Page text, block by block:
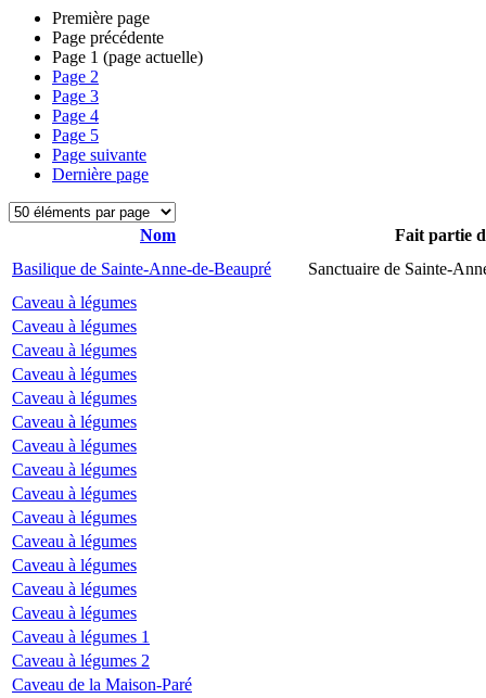
Première page
Page précédente
Page 1 (page actuelle)
Page 2
Page 3
Page 4
Page 5
Page suivante
Dernière page
Nom
Fait partie
Basilique de Sainte-Anne-de-Beaupré
Sanctuaire de Sainte-
Caveau à légumes
Caveau à légumes
Caveau à légumes
Caveau à légumes
Caveau à légumes
Caveau à légumes
Caveau à légumes
Caveau à légumes
Caveau à légumes
Caveau à légumes
Caveau à légumes
Caveau à légumes
Caveau à légumes
Caveau à légumes
Caveau à légumes 1
Caveau à légumes 2
Caveau de la Maison-Paré